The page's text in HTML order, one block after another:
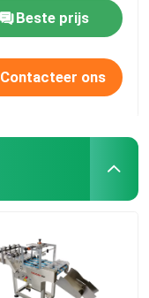
Beste prijs
Contacteer ons